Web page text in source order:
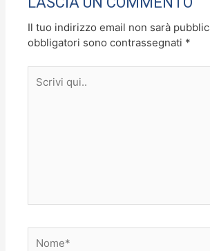
Il tuo indirizzo email non sarà
obbligatori sono contrassegnati *
qui..